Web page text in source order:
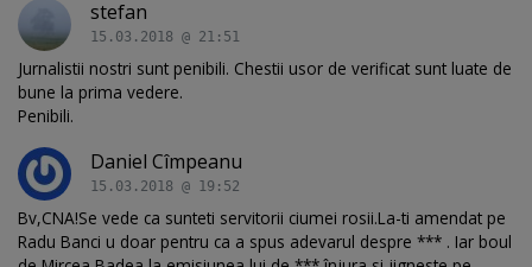
stefan
15.03.2018 @ 21:51
Jurnalistii nostri sunt penibili. Chestii usor de verificat sunt luate de
bune la prima vedere.
Penibili.
Daniel Cîmpeanu
15.03.2018 @ 19:52
Bv,CNA!Se vede ca sunteti servitorii ciumei rosii.La-ti amendat pe
Radu Banci u doar pentru ca a spus adevarul despre *** . Iar boul